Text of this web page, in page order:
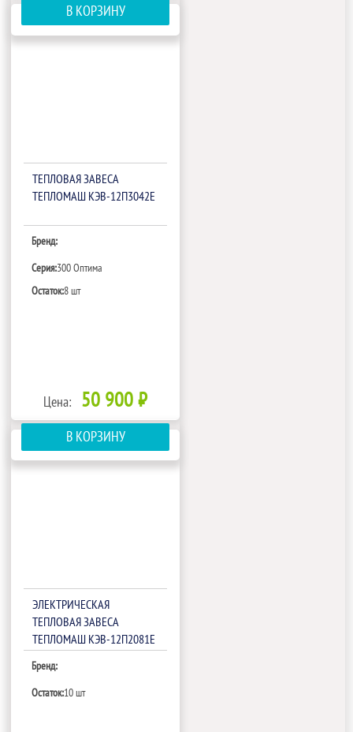
В КОРЗИНУ
ТЕПЛОВАЯ ЗАВЕСА
ТЕПЛОМАШ КЭВ-12П3042Е
Бренд:
Серия:300 Оптима
Остаток:8 шт
Цена: 50 900 ₽
В КОРЗИНУ
ЭЛЕКТРИЧЕСКАЯ
ТЕПЛОВАЯ ЗАВЕСА
ТЕПЛОМАШ КЭВ-12П2081Е
Бренд:
Остаток:10 шт